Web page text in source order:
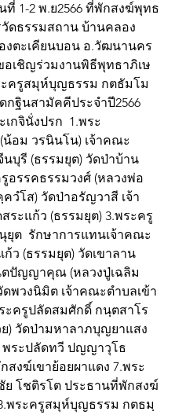
ที่ 1-2 พ.ย2566 ที่พักสงฆ์พุทธ
ดธรรมสถาน บ้านคลอง
งตะเคียนบอน อ.วัฒนานคร
อเชิญร่วมงานพิธีพุทธาภิเษ
ครูสมุห์บุญธรรม กตธัมโม
กฐินสามัคคีประจำปี2566
กจินั่งปรก  1.พระ
น้อม วรนินโน) เจ้าคณะ
นบุรี (ธรรมยุต) วัดป่าบ้าน
อรรคธรรมวงศ์ (หลวงพ่อ
วํโส) วัดป่าอรัญวาสี เจ้า
ระแก้ว (ธรรมยุต) 3.พระครู
ต  รักษาการแทนเจ้าคณะ
ก้ว (ธรรมยุต) วัดเขาลาน
ตปัญญาคุณ (หลวงปู่เฉลิม
พวงนิมิต เจ้าคณะตำบลเข้า
ะครูปลัดสมศักดิ์ กนฺตสาโร
) วัดป่ามหาลาภบุญยาแสง
พระปลัดทวี ปญญาวุโธ
สงฆ์เขาย้อยผาแดง 7.พระ
ย โชติรโต ประธานที่พักสงฆ์
พระครูสมุห์บุญธรรม กตธมฺ